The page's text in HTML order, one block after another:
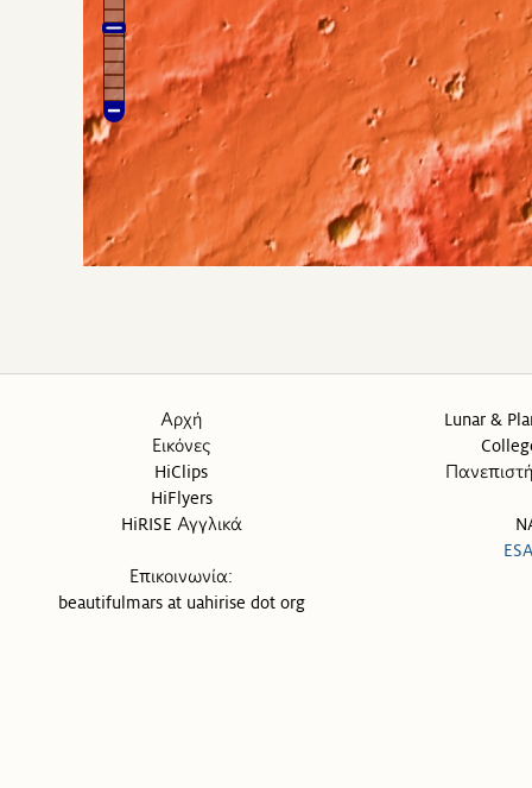
Αρχή
Εικόνες
HiClips
HiFlyers
HiRISE Αγγλικά
Επικοινωνία:
beautifulmars at uahirise dot org
Lunar &